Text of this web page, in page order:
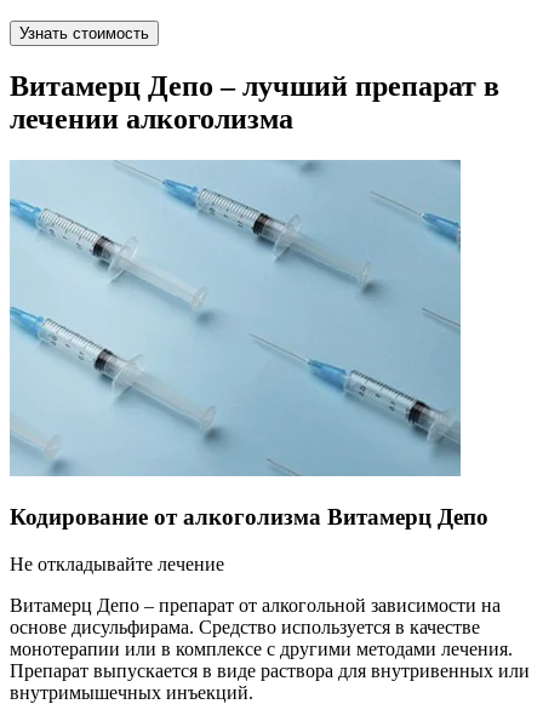
Узнать стоимость
Витамерц Депо – лучший препарат в
лечении алкоголизма
Кодирование от алкоголизма Витамерц Депо
Не откладывайте лечение
Витамерц Депо – препарат от алкогольной зависимости на
основе дисульфирама. Средство используется в качестве
монотерапии или в комплексе с другими методами лечения.
Препарат выпускается в виде раствора для внутривенных или
внутримышечных инъекций.